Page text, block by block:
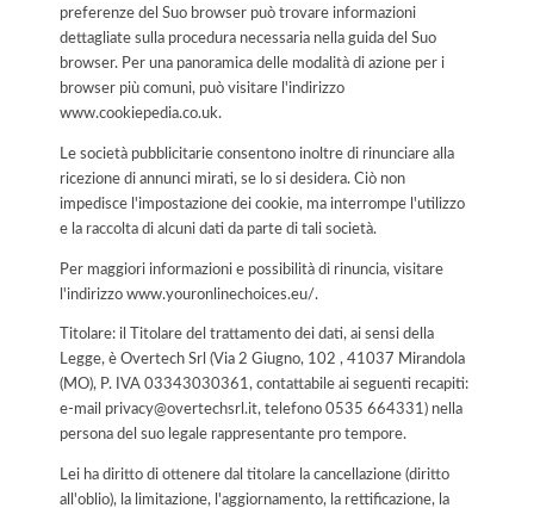
preferenze del Suo browser può trovare informazioni
dettagliate sulla procedura necessaria nella guida del Suo
browser. Per una panoramica delle modalità di azione per i
browser più comuni, può visitare l'indirizzo
www.cookiepedia.co.uk.
Le società pubblicitarie consentono inoltre di rinunciare alla
ricezione di annunci mirati, se lo si desidera. Ciò non
impedisce l'impostazione dei cookie, ma interrompe l'utilizzo
e la raccolta di alcuni dati da parte di tali società.
Per maggiori informazioni e possibilità di rinuncia, visitare
l'indirizzo www.youronlinechoices.eu/.
Titolare: il Titolare del trattamento dei dati, ai sensi della
Legge, è Overtech Srl (Via 2 Giugno, 102 , 41037 Mirandola
(MO), P. IVA 03343030361, contattabile ai seguenti recapiti:
e-mail privacy@overtechsrl.it, telefono 0535 664331) nella
persona del suo legale rappresentante pro tempore.
Lei ha diritto di ottenere dal titolare la cancellazione (diritto
all'oblio), la limitazione, l'aggiornamento, la rettificazione, la